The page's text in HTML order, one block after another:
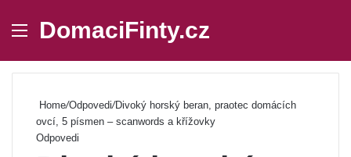
Menu
DomaciFinty.cz
Home/Odpovedi/Divoký horský beran, praotec domácích
ovcí, 5 písmen – scanwords a křížovky
Odpovedi